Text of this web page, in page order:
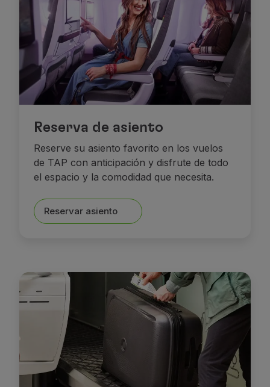
Reserva de asiento
Reserve su asiento favorito en los vuelos
de TAP con anticipación y disfrute de todo
el espacio y la comodidad que necesita.
Reservar asiento